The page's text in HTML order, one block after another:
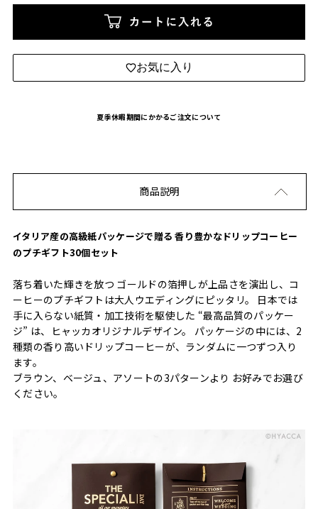
カートに入れる
お気に入り
夏季休暇期間にかかるご注文について
商品説明
イタリア産の高級紙パッケージで贈る 香り豊かなドリップコーヒー
のプチギフト30個セット
落ち着いた輝きを放つ ゴールドの箔押しが上品さを演出し、コ
ーヒーのプチギフトは大人ウエディングにピッタリ。 日本では
手に入らない紙質・加工技術を駆使した “最高品質のパッケー
ジ” は、ヒャッカオリジナルデザイン。 パッケージの中には、2
種類の香り高いドリップコーヒーが、ランダムに一つずつ入り
ます。
ブラウン、ベージュ、アソートの3パターンより お好みでお選び
ください。